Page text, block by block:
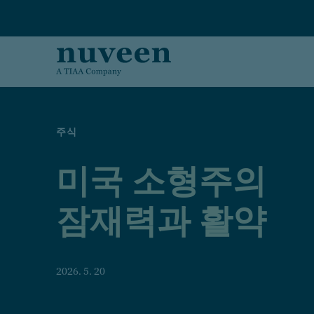
주식
미국 소형주의
잠재력과 활약
2026. 5. 20